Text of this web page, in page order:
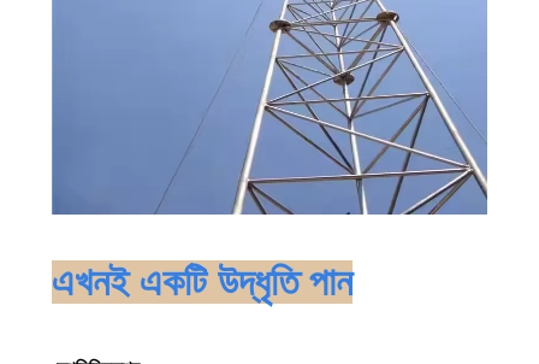
এখনই একটি উদ্ধৃতি পান